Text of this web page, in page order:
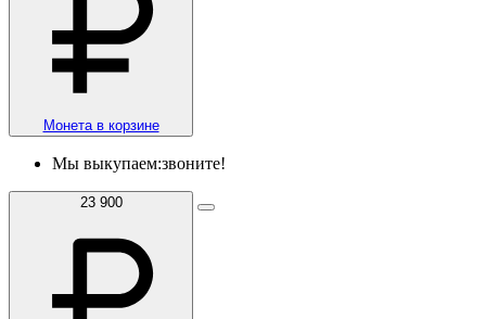
Монета в корзине
Мы выкупаем:звоните!
23 900